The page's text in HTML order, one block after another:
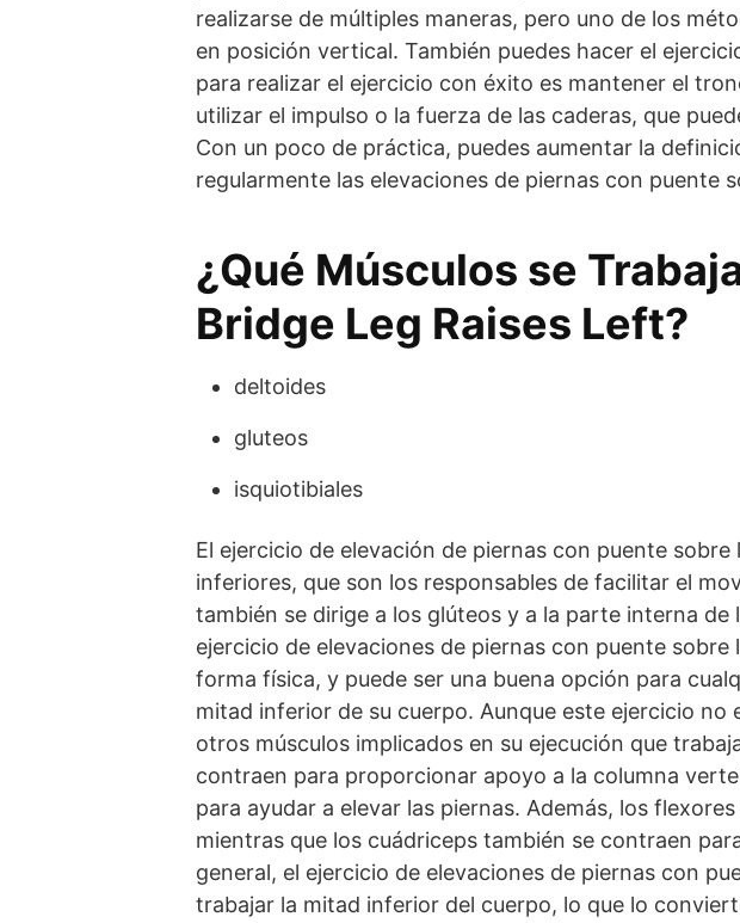
realizarse de múltiples maneras, pero uno de los
en posición vertical. También puedes hacer el
para realizar el ejercicio con éxito es mantener el
utilizar el impulso o la fuerza de las caderas, que
Con un poco de práctica, puedes aumentar la
regularmente las elevaciones de piernas con puente
¿Qué Músculos se
Bridge Leg Raises Left?
deltoides
gluteos
isquiotibiales
El ejercicio de elevación de piernas con puente
inferiores, que son los responsables de facilitar el
también se dirige a los glúteos y a la parte interna
ejercicio de elevaciones de piernas con puente
forma física, y puede ser una buena opción para
mitad inferior de su cuerpo. Aunque este ejercicio
otros músculos implicados en su ejecución que
contraen para proporcionar apoyo a la columna
para ayudar a elevar las piernas. Además, los
mientras que los cuádriceps también se contraen
general, el ejercicio de elevaciones de piernas con
trabajar la mitad inferior del cuerpo, lo que lo